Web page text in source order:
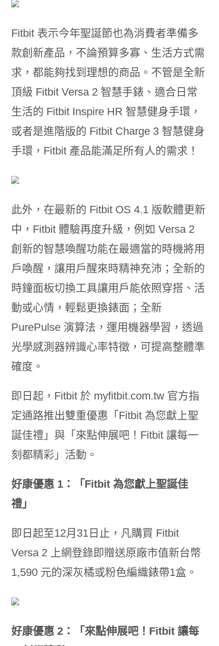
Fitbit 表示今年聖誕節也為消費者準備多
款創新產品，不論預算多寡、生活方式需
求，都能夠找到理想的商品。不管是全新
頂級 Fitbit Versa 2 智慧手錶、適合日常
生活的 Fitbit Inspire HR 智慧健身手環，
或者是進階版的 Fitbit Charge 3 智慧健身
手環，Fitbit 產品能滿足所有人的需求！
此外，在最新的 Fitbit OS 4.1 版軟體更新
中，Fitbit 體驗再度升級，例如 Versa 2
創新的智慧喚醒功能在最適當的時機將用
戶喚醒，讓用戶醒來時精神充沛；全新的
時鐘面板切換工具讓用戶能依照穿搭、活
動或心情，輕鬆更換錶面；全新
PurePulse 演算法，運用機器學習，透過
光學感測器辨識心率特徵，可提高整體準
確度。
即日起，Fitbit 於 myfitbit.com.tw 官方指
定通路推出雙重優惠「Fitbit 為您獻上聖
誕佳禮」與「來點伸展吧！Fitbit 讓每一
刻都精彩」活動。
好康優惠 1：「Fitbit 為您獻上聖誕佳
禮」
即日起至12月31日止，凡購買 Fitbit
Versa 2 上網登錄即贈送原廠市值新台幣
1,590 元的深灰橘或粉色編織錶帶1盒。
好康優惠 2：「來點伸展吧！Fitbit 讓每